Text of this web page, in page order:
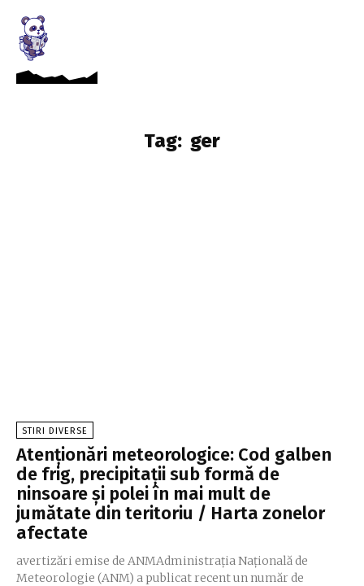
Tag: ger
STIRI DIVERSE
Atenționări meteorologice: Cod galben
de frig, precipitații sub formă de
ninsoare și polei în mai mult de
jumătate din teritoriu / Harta zonelor
afectate
avertizări emise de ANMAdministrația Națională de
Meteorologie (ANM) a publicat recent un număr de